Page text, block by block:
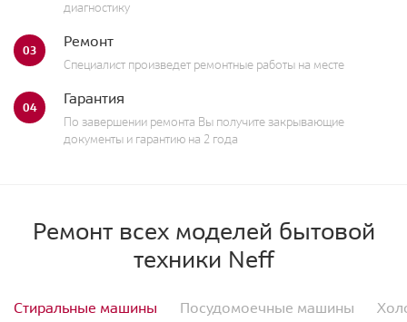
диагностику
03 Ремонт
Специалист произведет ремонтные работы на месте
04 Гарантия
По завершении ремонта Вы получите закрывающие
документы и гарантию на 2 года
Ремонт всех моделей бытовой
техники Neff
Стиральные машины Посудомоечные машины